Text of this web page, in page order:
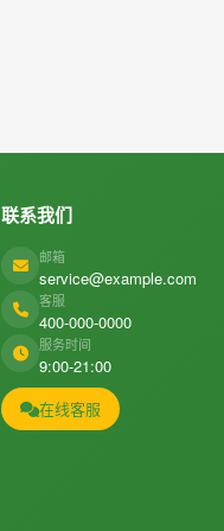
联系我们
邮箱
service@example.com
客服
400-000-0000
服务时间
9:00-21:00
在线客服